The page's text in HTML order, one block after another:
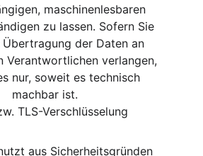
maschinenlesbaren
zu lassen. Sofern Sie
der Daten an
Verantwortlichen verlangen,
nur, soweit es technisch
machbar ist.
TLS-Verschlüsselung
aus Sicherheitsgründen